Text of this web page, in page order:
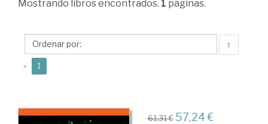
Tan,
H.
Mostrando libros encontrados. 1 páginas.
↑
« 1
61,31 € 57,24 €